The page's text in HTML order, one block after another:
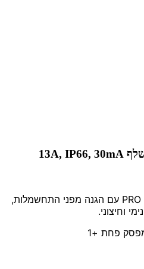
מפסק פחת נשלף PRO ELEC 13A עם הגנה מפני התחשמלות,
פחת +1